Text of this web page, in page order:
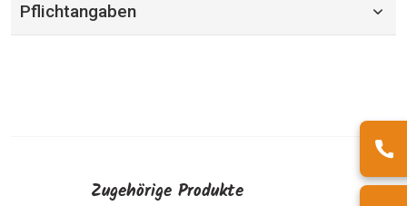
Pflichtangaben
Zugehörige Produkte